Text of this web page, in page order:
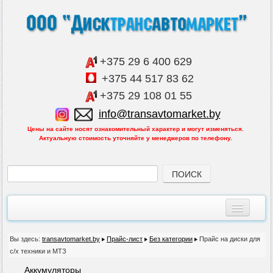
+375 29 6 400 629
+375 44 517 83 62
+375 29 108 01 55
info@transavtomarket.by
Цены на сайте носят ознакомительный характер и могут изменяться.
Актуальную стоимость уточняйте у менеджеров по телефону.
Все товары
Вы здесь: transavtomarket.by Прайс-лист Без категории
Прайс на диски для
с/х техники и МТЗ
Аккумуляторы